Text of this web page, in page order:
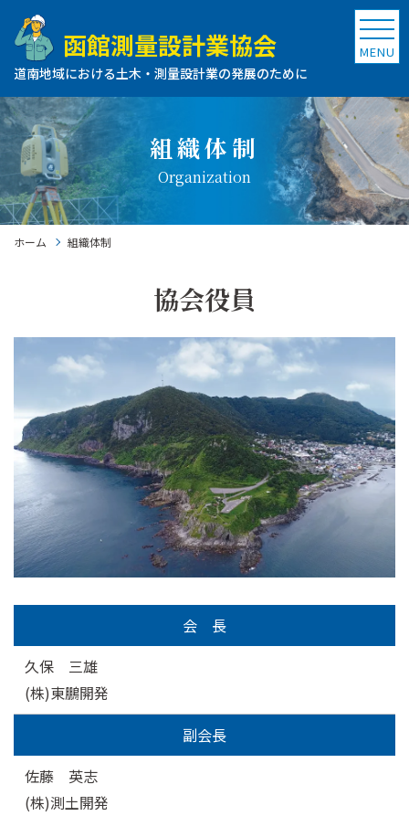
函館測量設計業協会
道南地域における土木・測量設計業の発展のために
MENU
組織体制
Organization
ホーム 組織体制
協会役員
会 長
久保 三雄
(株)東鵬開発
副会長
佐藤 英志
(株)測土開発